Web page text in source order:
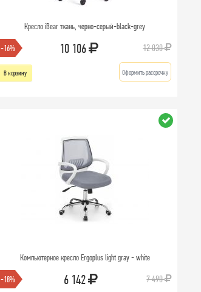
Кресло iBear ткань, черно-серый-black-grey
-16% 10 106 12 030
В корзину Оформить рассрочку
Компьютерное кресло Ergoplus light gray - white
-18% 6 142 7 490